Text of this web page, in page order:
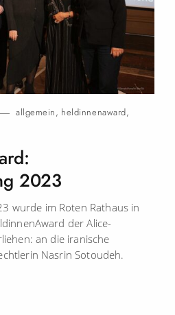
allgemein, heldinnenaward,
2023
wurde im Roten Rathaus in
der Alice-
an die iranische
Nasrin Sotoudeh.